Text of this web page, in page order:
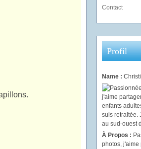
Contact
Profil
Name :
À Propos :
photos, j'aime